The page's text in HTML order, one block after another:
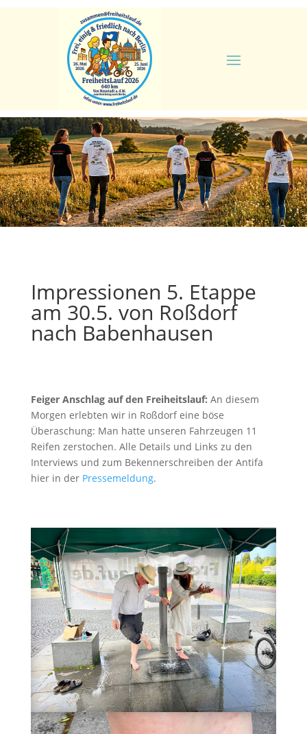
Impressionen 5. Etappe
am 30.5. von Roßdorf
nach Babenhausen
Feiger Anschlag auf den Freiheitslauf: An diesem
Morgen erlebten wir in Roßdorf eine böse
Überaschung: Man hatte unseren Fahrzeugen 11
Reifen zerstochen. Alle Details und Links zu den
Interviews und zum Bekennerschreiben der Antifa
hier in der Pressemeldung.